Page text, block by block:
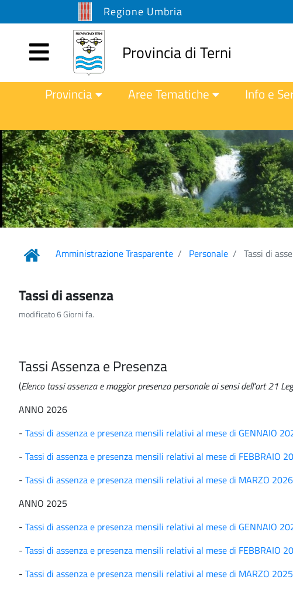
Regione Umbria
Provincia di Terni
Provincia Aree Tematiche Info e
Amministrazione Trasparente Personale Tassi di
Tassi di assenza
modificato 6 Giorni fa.
Tassi Assenza e Presenza
(Elenco tassi assenza e maggior presenza personale ai sensi dell'art 21
ANNO 2026
- Tassi di assenza e presenza mensili relativi al mese di GENNAIO
- Tassi di assenza e presenza mensili relativi al mese di FEBBRAIO
- Tassi di assenza e presenza mensili relativi al mese di MARZO 2026
ANNO 2025
- Tassi di assenza e presenza mensili relativi al mese di GENNAIO
- Tassi di assenza e presenza mensili relativi al mese di FEBBRAIO
- Tassi di assenza e presenza mensili relativi al mese di MARZO 2025